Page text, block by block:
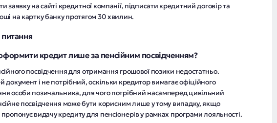
заявку на сайті кредитної компанії, підписати кредитний договір та
на картку банку протягом 30 хвилин.
кредит лише за пенсійним посвідченням?
посвідчення для отримання грошової позики недостатньо.
документ і не потрібний, оскільки кредитор вимагає офіційного
особи позичальника, для чого потрібний насамперед цивільний
посвідчення може бути корисним лише у тому випадку, якщо
видачу кредиту для пенсіонерів у рамках програми лояльності.